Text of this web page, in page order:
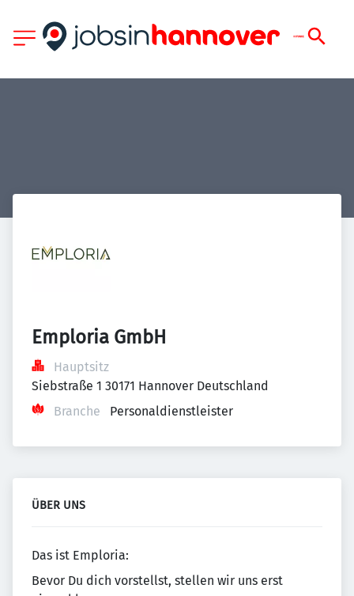
Emploria GmbH
Hauptsitz
Siebstraße 1 30171 Hannover Deutschland
Branche
Personaldienstleister
ÜBER UNS
Das ist Emploria:
Bevor Du dich vorstellst, stellen wir uns erst